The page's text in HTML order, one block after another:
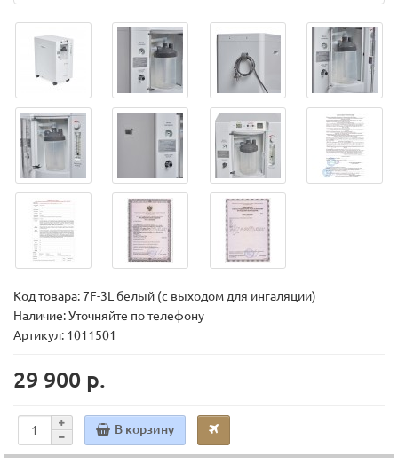
Код товара:7F-3L белый (с выходом для ингаляции)
Наличие: Уточняйте по телефону
Артикул: 1011501
29 900 р.
В корзину